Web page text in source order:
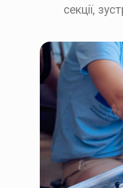
секції,